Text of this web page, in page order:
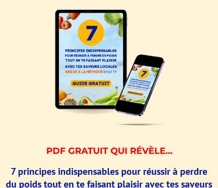
PDF GRATUIT QUI RÉVÈLE…
7 principes indispensables pour réussir à perdre
du poids tout en te faisant plaisir avec tes saveurs